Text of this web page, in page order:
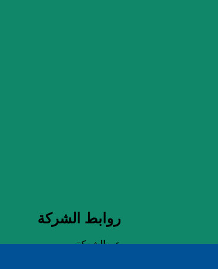
روابط الشركة
عن الشركة